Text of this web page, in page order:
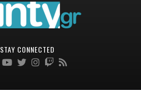
STAY CONNECTED